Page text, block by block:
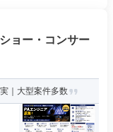
ョー・コンサー
｜大型案件多数